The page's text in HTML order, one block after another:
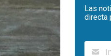
Las
directa